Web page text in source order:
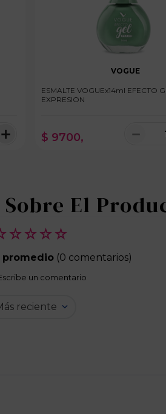
＋
VOGUE
ESMALTE VOGUEx14ml EFECTO
EXPRESION
$ 9700, －
☆ ☆ ☆ ☆
promedio (0 comentarios)
un comentario
reciente